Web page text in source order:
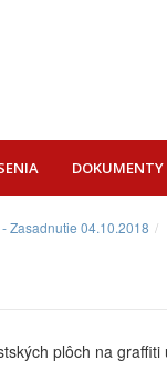
DOKUMENTY
Zasadnutie 04.10.2018
plôch na graffiti